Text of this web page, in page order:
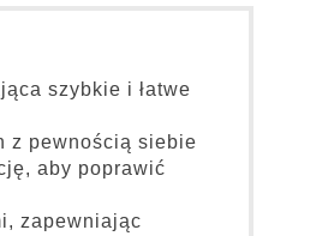
szybkie i łatwe
z pewnością siebie
aby poprawić
zapewniając